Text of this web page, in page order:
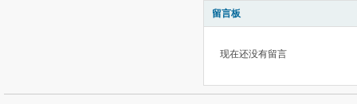
留言板
现在还没有留言